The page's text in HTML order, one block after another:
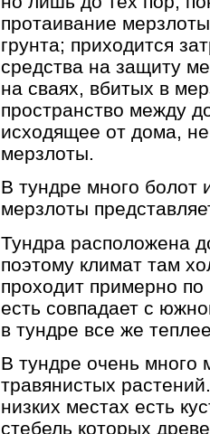
протаивание
грунта; приходится
средства на защиту
на сваях, вбитых в
пространство между
исходящее от дома,
мерзлоты.
В тундре много болот
мерзлоты
Тундра расположена
поэтому климат там
проходит примерно
есть совпадает с
в тундре все же
В тундре очень много
травянистых
низких местах есть
стебель которых